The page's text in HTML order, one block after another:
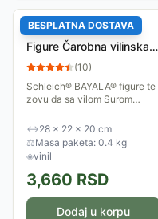
BESPLATNA DOSTAVA
Schleich® BAYALA®
Figure Čarobna vilinska
biblioteka 42527
(10)
​​Schleich® BAYALA® figure te
zovu da sa vilom Surom
sovom i Surinom pticom među
knjigama čarolija, u ovoj
vilinskoj...
↔28 × 22 × 20 cm
⚖Masa paketa: 0.4 kg
◈vinil
3,660 RSD
Dodaj u korpu